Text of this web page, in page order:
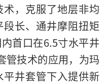
，克服了地层非均
长、通井摩阻扭矩
首口在6.5寸水平井
管技术的应用，为玛
井套管下入提供新